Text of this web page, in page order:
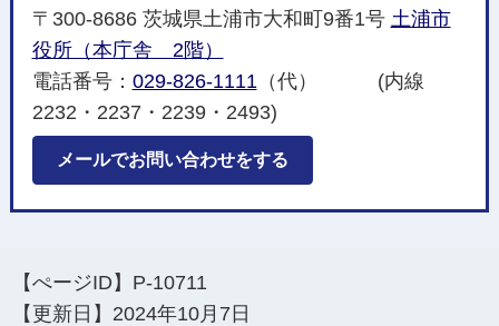
〒300-8686 茨城県土浦市大和町9番1号 土浦市
役所（本庁舎 2階）
電話番号： 029-826-1111 （代） (内線
2232・2237・2239・2493)
メールでお問い合わせをする
【ぺージID】 P-10711
【更新日】 2024年10月7日